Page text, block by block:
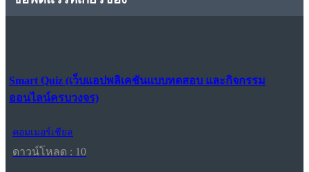
Smart Quiz (เว็บแอปพลิเคชันแบบทดสอบ และกิจกรรม
ออนไลน์ครบวงจร)
คอมเมอร์เชียล
ดาวน์โหลด : 10